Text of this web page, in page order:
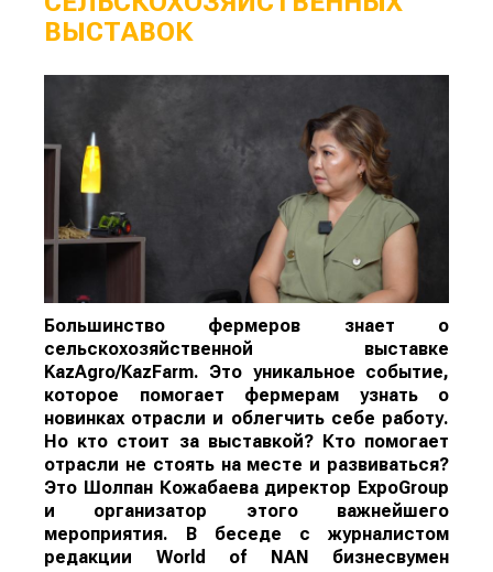
ВЫСТАВОК
Большинство фермеров знает о
сельскохозяйственной выставке
KazAgro/KazFarm. Это уникальное событие,
которое помогает фермерам узнать о
новинках отрасли и облегчить себе работу.
Но кто стоит за выставкой? Кто помогает
отрасли не стоять на месте и развиваться?
Это Шолпан Кожабаева директор ExpoGroup
и организатор этого важнейшего
мероприятия. В беседе с журналистом
редакции World of NAN бизнесвумен